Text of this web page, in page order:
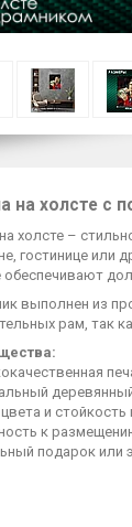
на холсте с
холсте –
гостинице или
выполнен из
рам, так
и
к
подарок или